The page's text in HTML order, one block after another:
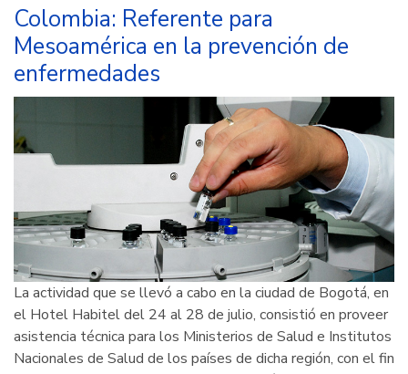
y
Cartagena
fortalecidos
con
experiencia
Cámara
Comercio
de
Bogotá
Colombia: Referente para
Mesoamérica en la prevención de
enfermedades
La actividad que se llevó a cabo en la ciudad de Bogotá, en
el Hotel Habitel del 24 al 28 de julio, consistió en proveer
asistencia técnica para los Ministerios de Salud e Institutos
Nacionales de Salud de los países de dicha región, con el fin